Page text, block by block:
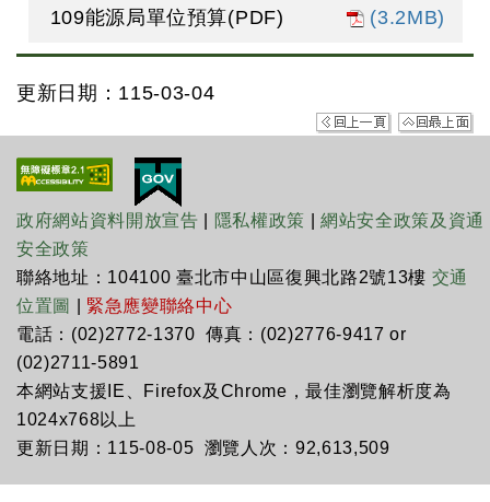
109能源局單位預算(PDF)
(3.2MB)
更新日期：115-03-04
政府網站資料開放宣告 隱私權政策 |網站安全政策及資通
安全政策
聯絡地址：104100 臺北市中山區復興北路2號13樓 交通
位置圖
緊急應變聯絡中心
電話：(02)2772-1370 傳真：(02)2776-9417 or
(02)2711-5891
本網站支援IE、Firefox及Chrome，最佳瀏覽解析度為
1024x768以上
更新日期：115-08-05 瀏覽人次：92,613,509